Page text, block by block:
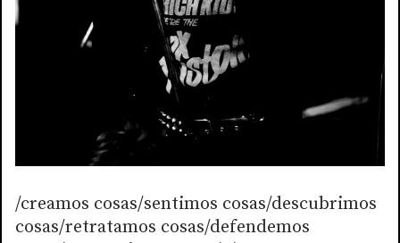
/creamos cosas/sentimos cosas/descubrimos
cosas/retratamos cosas/defendemos